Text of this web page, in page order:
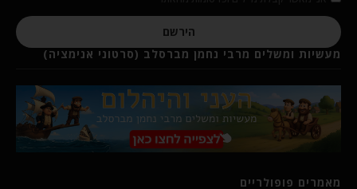
הירשם
מעשיות ומשלים מרבי נחמן מברסלב (סרטוני אנימציה)
מאמרים פופולריים